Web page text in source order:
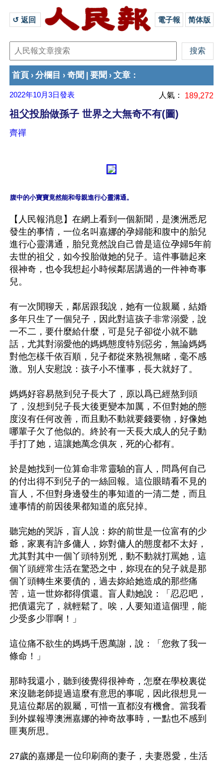
↺ 返回 電子報 简体版
首頁 › 分欄目 › 奇聞 要聞 › 文章 ：
2022年10月3日發表 人氣： 189,272
祖父投胎做孫子 世界之大無奇不有(圖)
齊禪
【人民報消息】在網上看到一個新聞，是澳洲悉尼
發生的事情，一位名叫嘉娜的孕婦能和腹中的胎兒
進行心靈溝通，胎兒竟然說自己曾是這位孕婦5年前
去世的祖父，如今投胎做她的兒子。這件事聽起來
很神奇，也令我想起小時候鄰居講過的一件神奇事
兒。
有一次閒聊天，鄰居跟我說，她有一位親屬，結婚
多年只生了一個兒子，因此對這孩子非常溺愛，說
一不二，要什麼給什麼，可是兒子卻從小就不聽
話，尤其對溺愛他的媽媽態度特別惡劣，無論媽媽
對他怎樣千依百順，兒子都從來熟視無睹，毫不感
激。別人安慰說：孩子小不懂事，長大就好了。
媽媽好容易熬到兒子長大了，原以爲已經熬到頭
了，沒想到兒子長大後更變本加厲，不但對她的態
度沒有任何改善，而且動不動就要錢要物，好像她
哪輩子欠了他似的。終於有一天長大成人的兒子動
手打了她，這讓她萬念俱灰，死的心都有。
於是她找到一位算命非常靈驗的盲人，問爲何自己
的付出得不到兒子的一絲回報。這位眼睛看不見的
盲人，不但對身邊發生的事知道的一清二楚，而且
連事情的前因後果都知道的底兒掉。
聽完她的哭訴，盲人說：妳的前世是一位富有的少
爺，家裏有許多傭人，妳對傭人的態度都不太好，
尤其對其中一個丫頭特別兇，動不動就打罵她，這
個丫頭經常生活在驚恐之中，妳現在的兒子就是那
個丫頭轉生來要債的，過去妳給她造成的那些痛
苦，這一世妳都得償還。盲人勸她說：「忍忍吧，
把債還完了，就輕鬆了。唉，人要知道這個理，能
少受多少罪啊！」
這位痛不欲生的媽媽千恩萬謝，說：「您救了我一
條命！」
那時我還小，聽到後覺得很神奇，怎麼在學校裏從
來沒聽老師提過這麼有意思的事呢，因此很想見一
見這位鄰居的親屬，可惜一直都沒有機會。當我看
到外媒報導澳洲嘉娜的神奇故事時，一點也不感到
匪夷所思。
27歲的嘉娜是一位印刷商的妻子，夫妻恩愛，生活